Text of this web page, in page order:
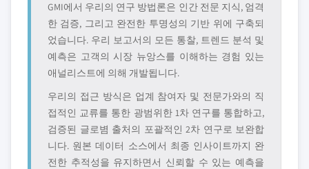
GMI에서 우리의 연구 방법론은 인간 전문 지식, 엄격
한 검증, 그리고 완전한 투명성의 기반 위에 구축되
었습니다. 우리 보고서의 모든 통찰, 트렌드 분석 및
예측은 고객의 시장 뉴앙스를 이해하는 경험 있는
애널리스트에 의해 개발됩니다.
우리의 접근 방식은 업계 참여자 및 전문가와의 직
접적인 교류를 통한 광범위한 1차 연구를 통합하고,
검증된 글로볌 출처의 포괄적인 2차 연구로 보완합
니다. 원본 데이터 소스에서 최종 인사이트까지 완
전한 추적성을 유지하면서 신뢰할 수 있는 예측을